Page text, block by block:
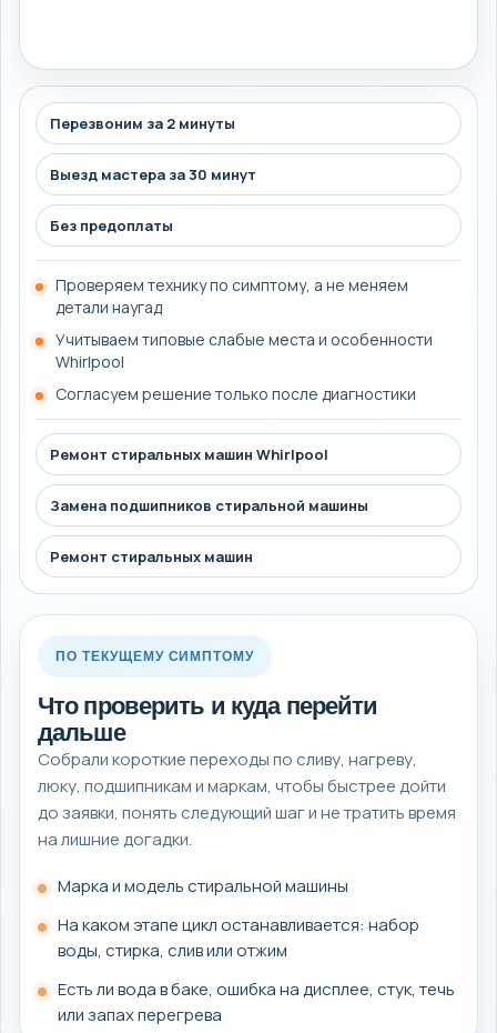
Перезвоним за 2 минуты
Выезд мастера за 30 минут
Без предоплаты
Проверяем технику по симптому, а не меняем
детали наугад
Учитываем типовые слабые места и особенности
Whirlpool
Согласуем решение только после диагностики
Ремонт стиральных машин Whirlpool
Замена подшипников стиральной машины
Ремонт стиральных машин
ПО ТЕКУЩЕМУ СИМПТОМУ
Что проверить и куда перейти
дальше
Собрали короткие переходы по сливу, нагреву,
люку, подшипникам и маркам, чтобы быстрее дойти
до заявки, понять следующий шаг и не тратить время
на лишние догадки.
Марка и модель стиральной машины
На каком этапе цикл останавливается: набор
воды, стирка, слив или отжим
Есть ли вода в баке, ошибка на дисплее, стук, течь
или запах перегрева